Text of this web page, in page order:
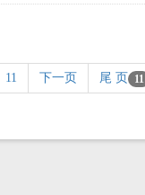
11 下一页 尾 页 11